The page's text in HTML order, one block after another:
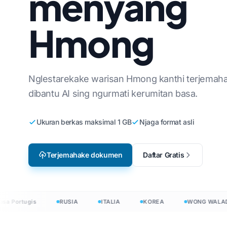
Lokalisasi Video Game
e-Learning
InDesign
.DOCX Word
ing 120+ basa
Walanda
Denmark
Indonesia
Inggris nganti Korea
Inggris nganti Arab
Inggris menyang Turki
Inggris menyang Indonesia
Inggris menyang Hindi
Hmong
Nglestarekake warisan Hmong kanthi
dibantu AI sing ngurmati kerumitan basa.
Ukuran berkas maksimal 1 GB Njaga format asli
Terjemahake dokumen Daftar Gratis
Portugis RUSIA ITALIA KOREA WONG WALADA